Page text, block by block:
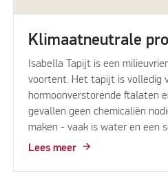
Klimaatneutrale
Isabella Tapijt is een
voortent. Het tapijt is volledig
hormoonverstorende ftalaten
gevallen geen chemicaliën
maken - vaak is water en een
Lees meer